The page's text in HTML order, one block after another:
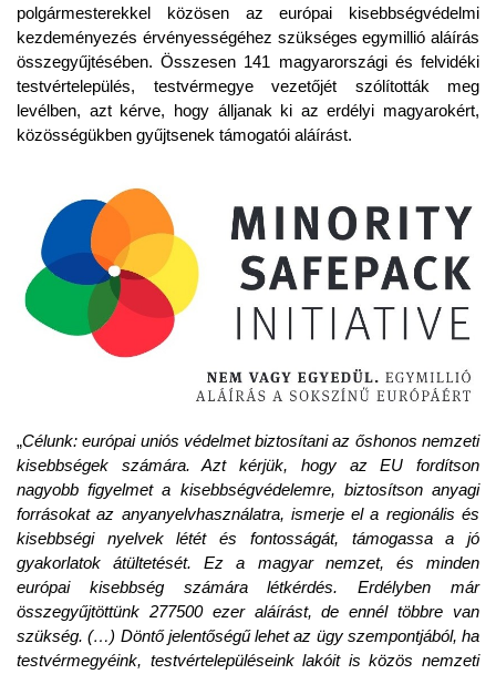
polgármesterekkel közösen az európai kisebbségvédelmi
kezdeményezés érvényességéhez szükséges egymillió aláírás
összegyűjtésében. Összesen 141 magyarországi és felvidéki
testvértelepülés, testvérmegye vezetőjét szólították meg
levélben, azt kérve, hogy álljanak ki az erdélyi magyarokért,
közösségükben gyűjtsenek támogatói aláírást.
„Célunk: európai uniós védelmet biztosítani az őshonos nemzeti
kisebbségek számára. Azt kérjük, hogy az EU fordítson
nagyobb figyelmet a kisebbségvédelemre, biztosítson anyagi
forrásokat az anyanyelvhasználatra, ismerje el a regionális és
kisebbségi nyelvek létét és fontosságát, támogassa a jó
gyakorlatok átültetését. Ez a magyar nemzet, és minden
európai kisebbség számára létkérdés. Erdélyben már
összegyűjtöttünk 277500ezer aláírást, de ennél többre van
szükség. (…) Döntő jelentőségű lehet az ügy szempontjából, ha
testvérmegyéink, testvértelepüléseink lakóit is közös nemzeti